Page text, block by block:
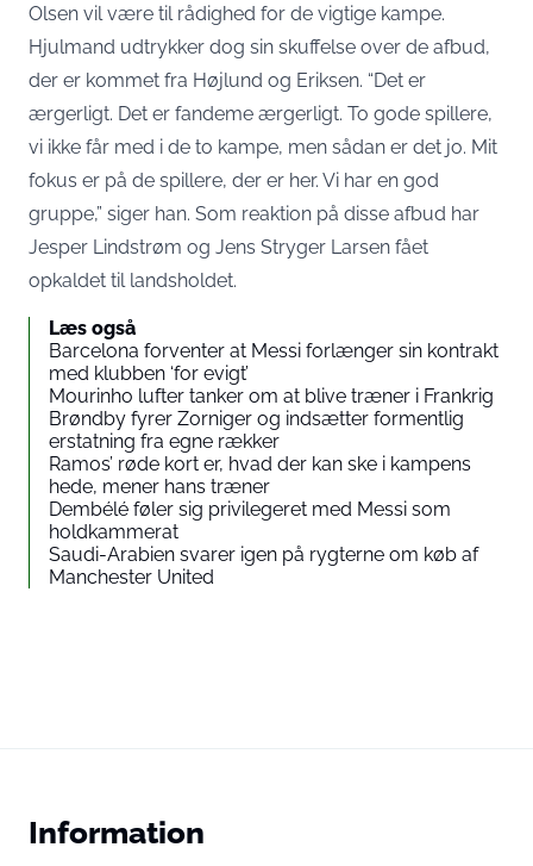
Olsen vil være til rådighed for de vigtige kampe.
Hjulmand udtrykker dog sin skuffelse over de afbud,
der er kommet fra Højlund og Eriksen. “Det er
ærgerligt. Det er fandeme ærgerligt. To gode spillere,
vi ikke får med i de to kampe, men sådan er det jo. Mit
fokus er på de spillere, der er her. Vi har en god
gruppe,” siger han. Som reaktion på disse afbud har
Jesper Lindstrøm og Jens Stryger Larsen fået
opkaldet til landsholdet.
Læs også
Barcelona forventer at Messi forlænger sin kontrakt
med klubben ‘for evigt’
Mourinho lufter tanker om at blive træner i Frankrig
Brøndby fyrer Zorniger og indsætter formentlig
erstatning fra egne rækker
Ramos’ røde kort er, hvad der kan ske i kampens
hede, mener hans træner
Dembélé føler sig privilegeret med Messi som
holdkammerat
Saudi-Arabien svarer igen på rygterne om køb af
Manchester United
Information